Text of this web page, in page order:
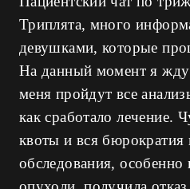
Триплята, много
девушками, которые
На данный момент я жду
меня пройдут все
как сработало лечение.
квоты и вся бюрократия
обследования, особенно